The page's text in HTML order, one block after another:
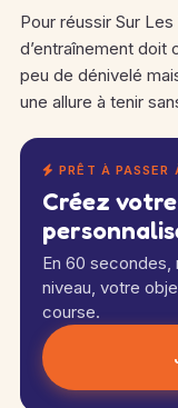
Pour réussir Sur
d’entraînement doit
peu de dénivelé
une allure à tenir
PRÊT À PASSER
Créez
En 60 secondes,
niveau, votre
course.